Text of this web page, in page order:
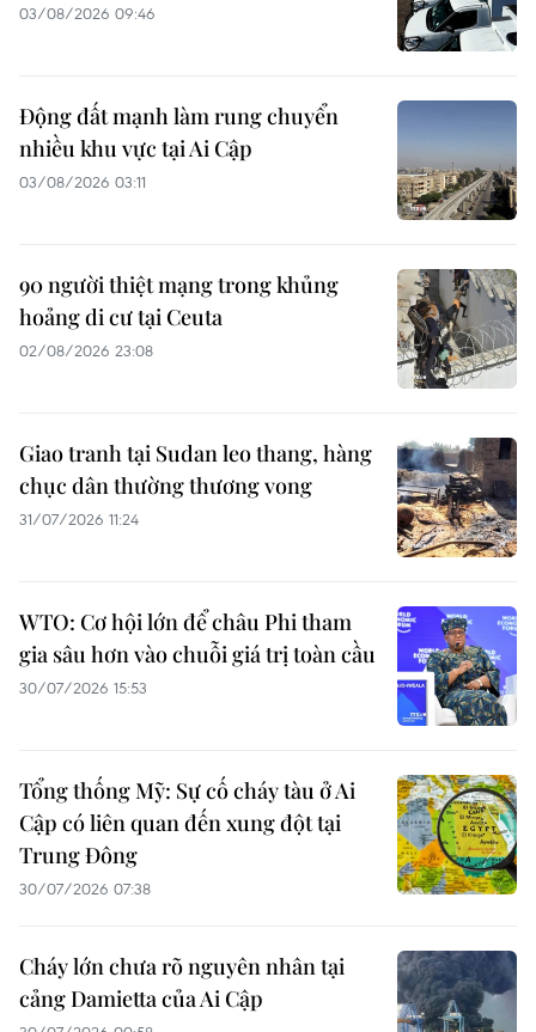
03/08/2026 09:46
Động đất mạnh làm rung chuyển
nhiều khu vực tại Ai Cập
03/08/2026 03:11
90 người thiệt mạng trong khủng
hoảng di cư tại Ceuta
02/08/2026 23:08
Giao tranh tại Sudan leo thang, hàng
chục dân thường thương vong
31/07/2026 11:24
WTO: Cơ hội lớn để châu Phi tham
gia sâu hơn vào chuỗi giá trị toàn cầu
30/07/2026 15:53
Tổng thống Mỹ: Sự cố cháy tàu ở Ai
Cập có liên quan đến xung đột tại
Trung Đông
30/07/2026 07:38
Cháy lớn chưa rõ nguyên nhân tại
cảng Damietta của Ai Cập